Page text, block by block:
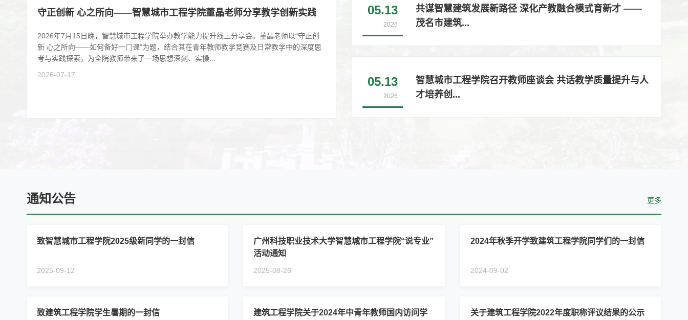
守正创新 心之所向——智慧城市工程学院董晶老师分享教学创新实践
2026年7月15日晚，智慧城市工程学院举办教学能力提升线上分享会。董晶老师以“守正创
新 心之所向——如何备好一门课”为题，结合其在青年教师教学竞赛及日常教学中的深度思
考与实践探索，为全院教师带来了一场思想深刻、实操...
2026-07-17
05.13
2026
​共谋智慧建筑发展新路径 深化产教融合模式育新才 ——
茂名市建筑...
05.13
2026
智慧城市工程学院召开教师座谈会 共话教学质量提升与人
才培养创...
通知公告 更多
致智慧城市工程学院2025级新同学的一封信
2025-09-12
广州科技职业技术大学智慧城市工程学院“说专业”
活动通知
2025-08-26
2024年秋季开学致建筑工程学院同学们的一封信
2024-09-02
致建筑工程学院学生暑期的一封信
建筑工程学院关于2024年中青年教师国内访问学
关于建筑工程学院2022年度职称评议结果的公示